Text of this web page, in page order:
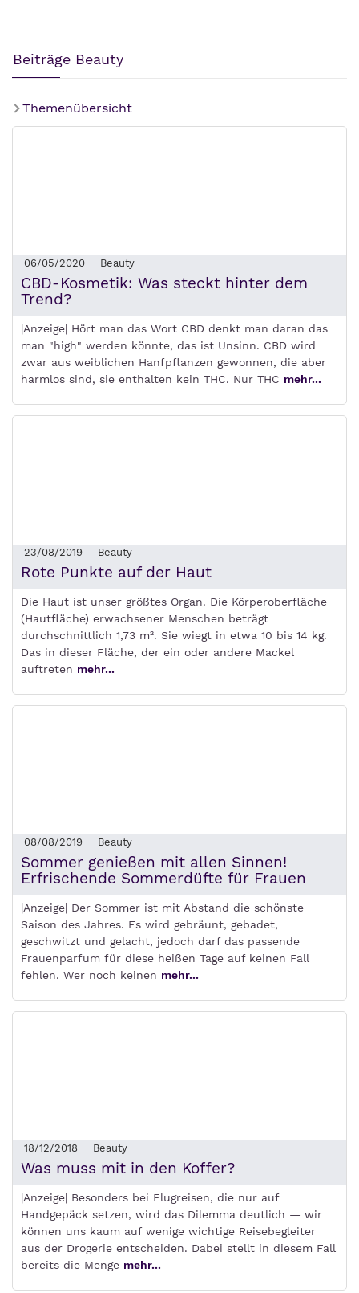
Beiträge Beauty
Themenübersicht
06/05/2020 Beauty
CBD-Kosmetik: Was steckt hinter dem
Trend?
|Anzeige| Hört man das Wort CBD denkt man daran das
man "high" werden könnte, das ist Unsinn. CBD wird
zwar aus weiblichen Hanfpflanzen gewonnen, die aber
harmlos sind, sie enthalten kein THC. Nur THC mehr...
23/08/2019 Beauty
Rote Punkte auf der Haut
Die Haut ist unser größtes Organ. Die Körperoberfläche
(Hautfläche) erwachsener Menschen beträgt
durchschnittlich 1,73 m². Sie wiegt in etwa 10 bis 14 kg.
Das in dieser Fläche, der ein oder andere Mackel
auftreten mehr...
08/08/2019 Beauty
Sommer genießen mit allen Sinnen!
Erfrischende Sommerdüfte für Frauen
|Anzeige| Der Sommer ist mit Abstand die schönste
Saison des Jahres. Es wird gebräunt, gebadet,
geschwitzt und gelacht, jedoch darf das passende
Frauenparfum für diese heißen Tage auf keinen Fall
fehlen. Wer noch keinen mehr...
18/12/2018 Beauty
Was muss mit in den Koffer?
|Anzeige| Besonders bei Flugreisen, die nur auf
Handgepäck setzen, wird das Dilemma deutlich — wir
können uns kaum auf wenige wichtige Reisebegleiter
aus der Drogerie entscheiden. Dabei stellt in diesem Fall
bereits die Menge mehr...